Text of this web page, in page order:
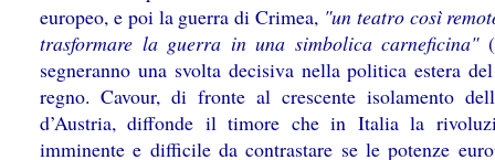
europeo, e poi la guerra di Crimea, "un teatro così
trasformare la guerra in una simbolica carneficina"
segneranno una svolta decisiva nella politica estera
regno. Cavour, di fronte al crescente isolamento
d’Austria, diffonde il timore che in Italia la
imminente e difficile da contrastare se le potenze